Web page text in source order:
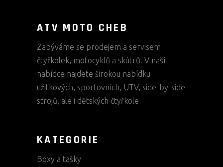
ATV MOTO CHEB
Zabýváme se prodejem a servisem
čtyřkolek, motocyklů a skútrů. V naší
nabídce najdete širokou nabídku
užitkových, sportovních, UTV, side-by-side
strojů, ale i dětských čtyřkole
KATEGORIE
Boxy a tašky